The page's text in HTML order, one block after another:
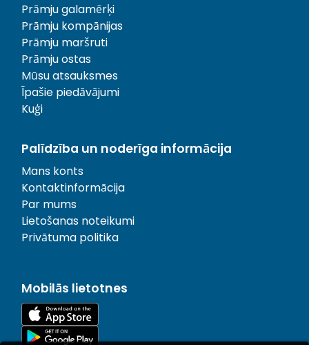
Prāmju galamērķi
Prāmju kompānijas
Prāmju maršruti
Prāmju ostas
Mūsu atsauksmes
Īpašie piedāvājumi
Kuģi
Palīdzība un noderīga informācija
Mans konts
Kontaktinformācija
Par mums
Lietošanas noteikumi
Privātuma politika
Mobilās lietotnes